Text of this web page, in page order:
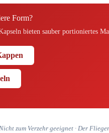
Form?
bieten sauber portioniertes
zum Verzehr geeignet · Der